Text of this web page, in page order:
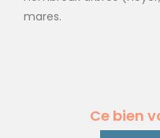
mares.
Ce bien